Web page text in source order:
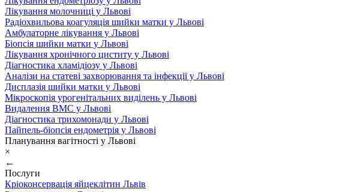
Лікування молочниці у Львові
Радіохвильова коагуляція шийки матки у Львові
Амбулаторне лікування у Львові
Біопсія шийки матки у Львові
Лікування хронічного циститу у Львові
Діагностика хламідіозу у Львові
Аналізи на статеві захворювання та інфекції у Львові
Дисплазія шийки матки у Львові
Мікроскопія урогенітальних виділень у Львові
Видалення ВМС у Львові
Діагностика трихомонади у Львові
Пайпель-біопсія ендометрія у Львові
Планування вагітності у Львові
×
←
Послуги
Кріоконсервація яйцеклітин Львів